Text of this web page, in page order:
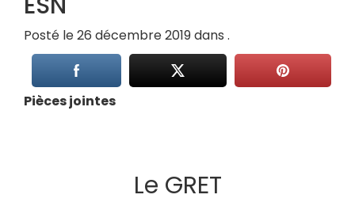
Posté le 26 décembre 2019 dans .
Pièces jointes
Le GRET